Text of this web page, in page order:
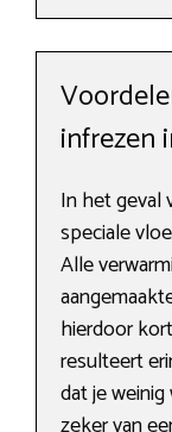
infrezen
In het geval
speciale
Alle
hierdoor
resulteert
dat je